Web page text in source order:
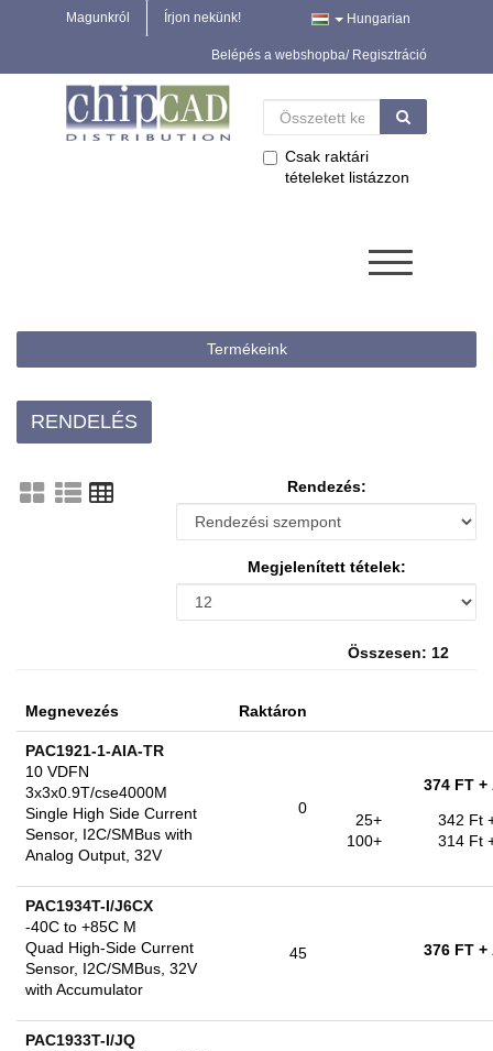
Magunkról Írjon nekünk! Hungarian
Belépés a webshopba/ Regisztráció
Csak raktári
tételeket listázzon
Termékeink
RENDELÉS
Rendezés:
Megjelenített tételek:
Összesen: 12
Megnevezés Raktáron
PAC1921-1-AIA-TR
10 VDFN
3x3x0.9T/cse4000M
Single High Side Current
Sensor, I2C/SMBus with
Analog Output, 32V
0
374 FT +
25+
342 Ft
100+
314 Ft
PAC1934T-I/J6CX
-40C to +85C M
Quad High-Side Current
Sensor, I2C/SMBus, 32V
with Accumulator
45 376 FT +
PAC1933T-I/JQ